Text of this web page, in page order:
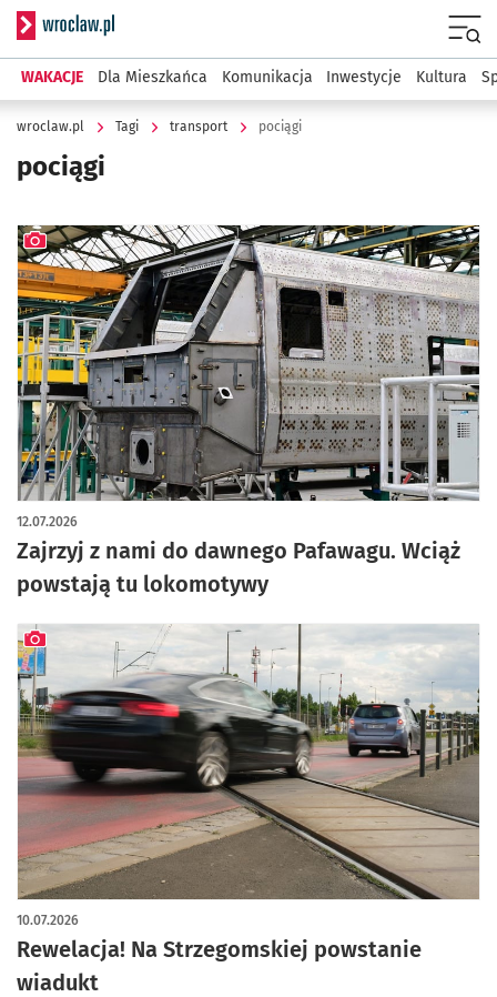
Serwis informacyjny wroclaw.pl
WAKACJE Dla Mieszkańca Komunikacja Inwestycje Kultura
wroclaw.pl Tagi transport pociągi
pociągi
Zajrzyj z nami do dawnego Pafawagu. Wciąż
powstają tu lokomotywy
12.07.2026
artykuł z galerią zdjęć
Rewelacja! Na Strzegomskiej powstanie
wiadukt
10.07.2026
artykuł z galerią zdjęć